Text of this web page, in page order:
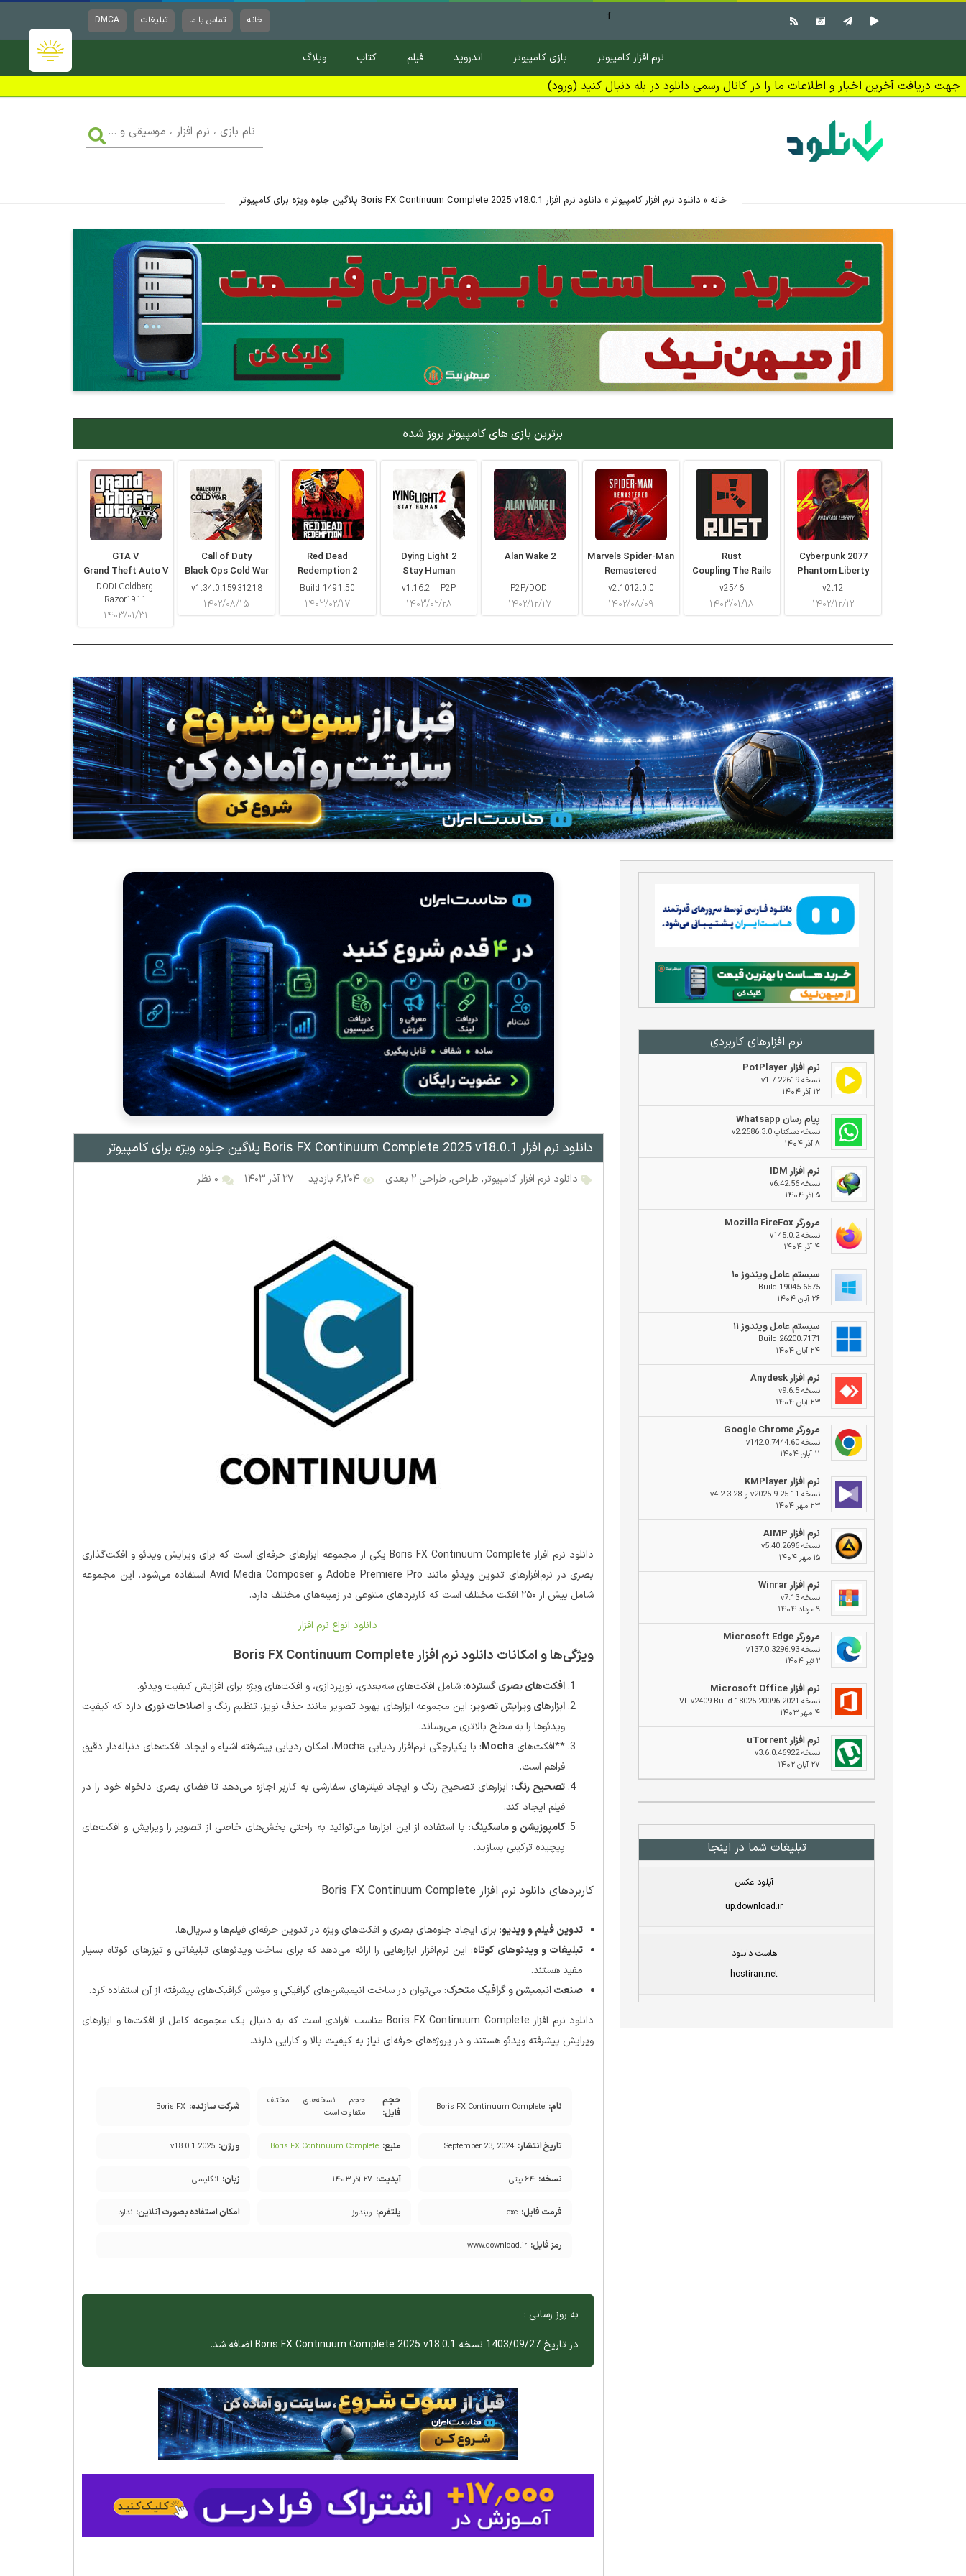
خانه تماس با ما تبلیغات DMCA f
نرم افزار کامپیوتر بازی کامپیوتر اندروید فیلم کتاب وبلاگ
جهت دریافت آخرین اخبار و اطلاعات ما را در کانال رسمی دانلود در بله دنبال کنید (ورود)
بازی
،
موسیقی
خانه » دانلود نرم افزار کامپیوتر » دانلود نرم‌ افزار Boris FX Continuum Complete 2025 v18.0.1 پلاگین جلوه ویژه برای کامپیوتر
برترین بازی های کامپیوتر بروز شده
GTA V
Grand Theft Auto V
DODI-Goldberg-
Razor1911
۱۴۰۳/۰۱/۳۱
Call of Duty
Black Ops Cold War
v1.34.0.15931218
۱۴۰۲/۰۸/۱۵
Red Dead
Redemption 2
Build 1491.50
۱۴۰۳/۰۲/۱۷
Dying Light 2
Stay Human
v1.16.2 – P2P
۱۴۰۳/۰۲/۲۸
Alan Wake 2
P2P/DODI
۱۴۰۲/۱۲/۱۷
Marvels Spider-Man
Remastered
v2.1012.0.0
۱۴۰۲/۰۸/۰۹
Rust
Coupling The Rails
v2546
۱۴۰۳/۰۱/۱۸
Cyberpunk 2077
Phantom Liberty
v2.12
۱۴۰۲/۱۲/۱۲
نرم افزار‌های کاربردی
نرم افزار PotPlayer
نسخه v1.7.22619
۱۲ آذر ۱۴۰۴
پیام رسان Whatsapp
نسخه دسکتاپ v2.2586.3.0
۸ آذر ۱۴۰۴
نرم افزار IDM
نسخه v6.42.56
۵ آذر ۱۴۰۴
مرورگر Mozilla FireFox
نسخه v145.0.2
۴ آذر ۱۴۰۴
سیستم عامل ویندوز ۱۰
Build 19045.6575
۲۶ آبان ۱۴۰۴
سیستم عامل ویندوز ۱۱
Build 26200.7171
۲۴ آبان ۱۴۰۴
نرم افزار Anydesk
نسخه v9.6.5
۲۳ آبان ۱۴۰۴
مرورگر Google Chrome
نسخه v142.0.7444.60
۱۱ آبان ۱۴۰۴
نرم افزار KMPlayer
نسخه v2025.9.25.11 و v4.2.3.28
۲۳ مهر ۱۴۰۴
نرم افزار AIMP
نسخه v5.40.2696
۱۵ مهر ۱۴۰۴
نرم افزار Winrar
نسخه v7.13
۹ مرداد ۱۴۰۴
مرورگر Microsoft Edge
نسخه v137.0.3296.93
۲ تیر ۱۴۰۴
نرم افزار Microsoft Office
نسخه 2021 VL v2409 Build 18025.20096
۴ مهر ۱۴۰۳
نرم افزار uTorrent
نسخه v3.6.0.46922
۲۷ آبان ۱۴۰۲
تبلیغات شما در اینجا
آپلود عکس
up.download.ir
هاست دانلود
hostiran.net
دانلود نرم‌ افزار Boris FX Continuum Complete 2025 v18.0.1 پلاگین جلوه ویژه برای کامپیوتر
دانلود نرم افزار کامپیوتر, طراحی, طراحی ۲ بعدی ۶,۲۰۴ بازدید ۲۷ آذر ۱۴۰۳ ۰ نظر
دانلود نرم‌ افزار Boris FX Continuum Complete یکی از مجموعه ابزارهای حرفه‌ای است که برای ویرایش ویدئو و افکت‌گذاری
بصری در نرم‌افزارهای تدوین ویدئو مانند Adobe Premiere Pro و Avid Media Composer استفاده می‌شود. این مجموعه
شامل بیش از ۲۵۰ افکت مختلف است که کاربردهای متنوعی در زمینه‌های مختلف دارد.
دانلود انواع نرم افزار
ویژگی‌ها و امکانات دانلود نرم‌ افزار Boris FX Continuum Complete
افکت‌های بصری گسترده: شامل افکت‌های سه‌بعدی، نورپردازی، و افکت‌های ویژه برای افزایش کیفیت ویدئو.
ابزارهای ویرایش تصویر: این مجموعه ابزارهای بهبود تصویر مانند حذف نویز، تنظیم رنگ و اصلاحات نوری دارد که کیفیت
ویدئوها را به سطح بالاتری می‌رساند.
**افکت‌های Mocha
: با یکپارچگی نرم‌افزار ردیابی Mocha، امکان ردیابی پیشرفته اشیاء و ایجاد افکت‌های دنباله‌دار دقیق
فراهم است.
تصحیح رنگ: ابزارهای تصحیح رنگ و ایجاد فیلترهای سفارشی به کاربر اجازه می‌دهد تا فضای بصری دلخواه خود را در
فیلم ایجاد کند.
کامپوزیشن و ماسکینگ: با استفاده از این ابزارها می‌توانید به راحتی بخش‌های خاصی از تصویر را ویرایش و افکت‌های
پیچیده ترکیبی بسازید.
کاربردهای دانلود نرم‌ افزار Boris FX Continuum Complete
تدوین فیلم و ویدیو: برای ایجاد جلوه‌های بصری و افکت‌های ویژه در تدوین حرفه‌ای فیلم‌ها و سریال‌ها.
تبلیغات و ویدئوهای کوتاه: این نرم‌افزار ابزارهایی را ارائه می‌دهد که برای ساخت ویدئوهای تبلیغاتی و تیزرهای کوتاه بسیار
مفید هستند.
صنعت انیمیشن و گرافیک متحرک: می‌توان در ساخت انیمیشن‌های گرافیکی و موشن گرافیک‌های پیشرفته از آن استفاده کرد.
دانلود نرم‌ افزار Boris FX Continuum Complete مناسب افرادی است که به دنبال یک مجموعه کامل از افکت‌ها و ابزارهای
ویرایش پیشرفته ویدئو هستند و در پروژه‌های حرفه‌ای نیاز به کیفیت بالا و کارایی دارند.
نام: Boris FX Continuum Complete
حجم
فایل:
حجم نسخه‌های مختلف
متفاوت است
شرکت سازنده: Boris FX
تاریخ انتشار: September 23, 2024 منبع: Boris FX Continuum Complete ورژن: 2025 v18.0.1
نسخه: ۶۴ بیتی آپدیت: ۲۷ آذر ۱۴۰۳ زبان: انگلیسی
فرمت فایل: exe پلتفرم: ویندوز امکان استفاده بصورت آنلاین: ندارد
رمز فایل: www.download.ir
به روز رسانی :
در تاریخ 1403/09/27 نسخه Boris FX Continuum Complete 2025 v18.0.1 اضافه شد.